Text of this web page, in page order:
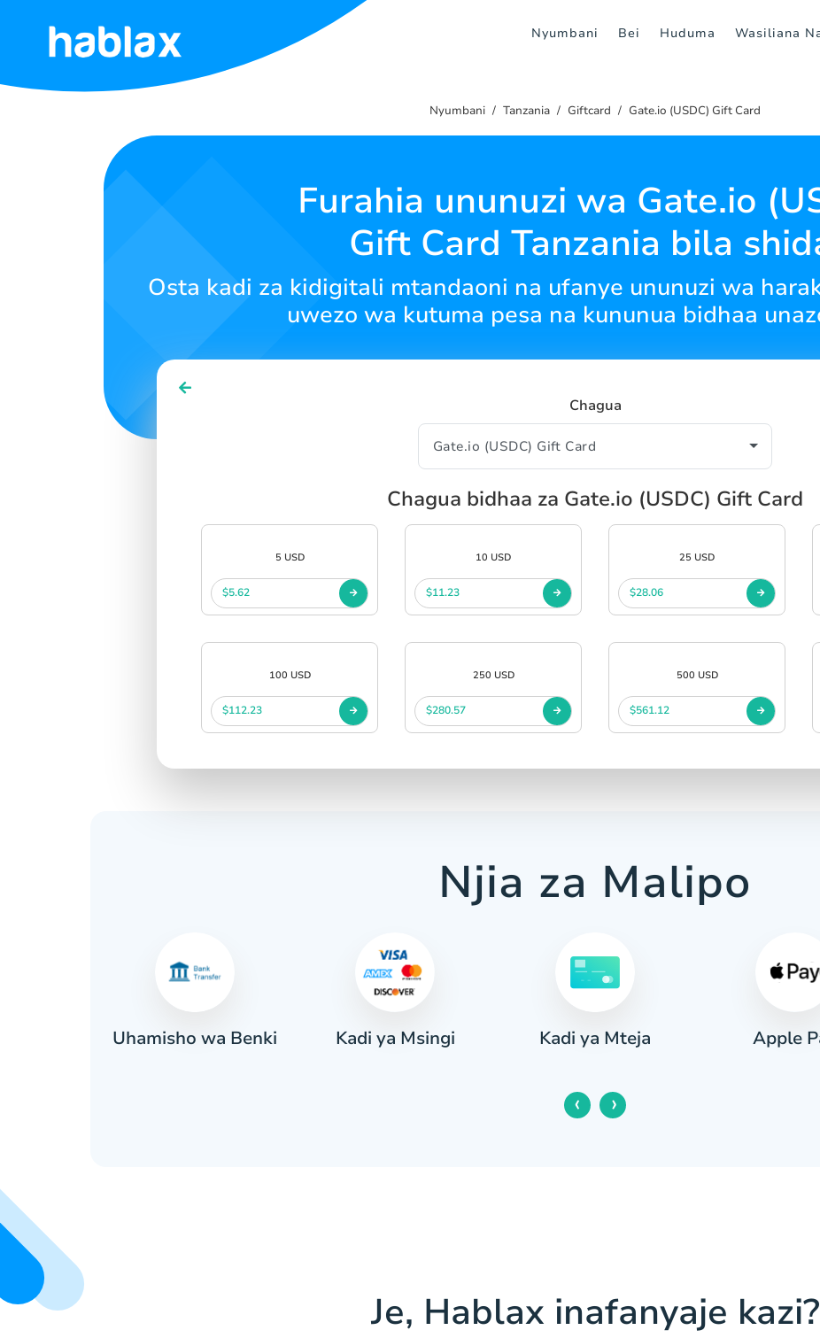
Nyumbani Bei Huduma Wasiliana
Nyumbani
SIGN UP
Nyumbani Tanzania Giftcard Gate.io (USDC) Gift Card
Furahia ununuzi wa Gate.io
Gift Card Tanzania bila
Osta kadi za kidigitali mtandaoni na ufanye ununuzi wa
uwezo wa kutuma pesa na kununua bidhaa
Chagua
Chagua bidhaa za Gate.io (USDC) Gift Card
5 USD
$5.62
10 USD
$11.23
25 USD
$28.06
100 USD
$112.23
250 USD
$280.57
500 USD
$561.12
Njia za Malipo
Uhamisho wa Benki Kadi ya Msingi Kadi ya Mteja Apple
‹ ›
Je, Hablax inafanyaje kazi?